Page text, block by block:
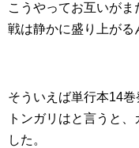
こうやってお互いが
戦は静かに盛り上が
そういえば単行本14巻
トンガリはと言うと
した。